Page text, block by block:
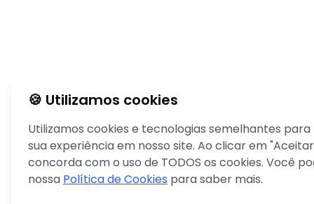
🍪 Utilizamos cookies
Utilizamos cookies e tecnologias semelhantes
sua experiência em nosso site. Ao clicar em
concorda com o uso de TODOS os cookies. Você
nossa Política de Cookies para saber mais.